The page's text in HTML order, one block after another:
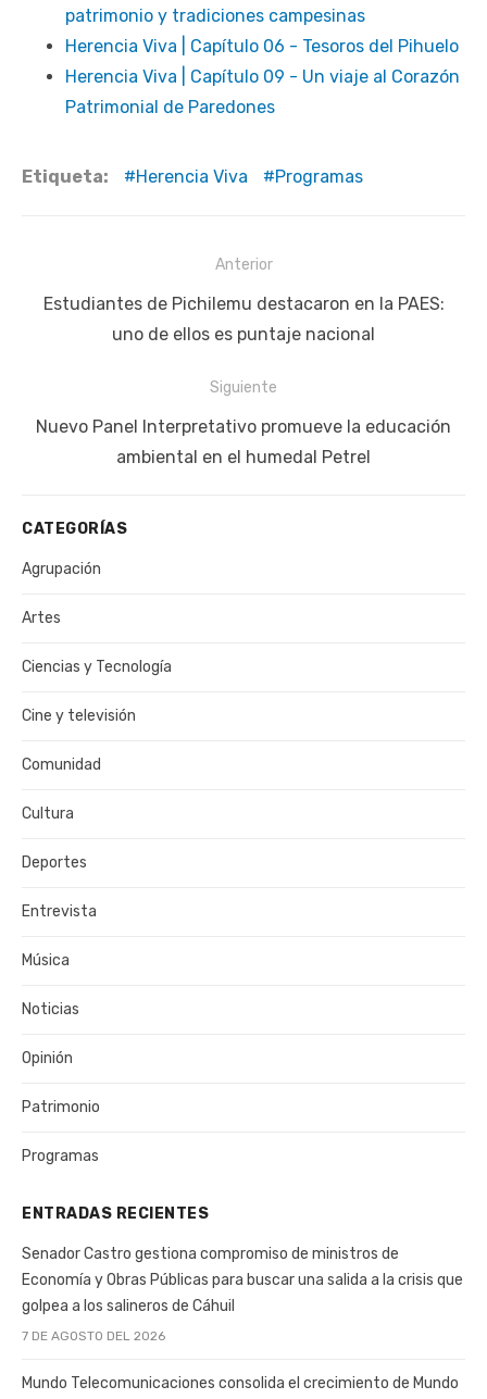
patrimonio y tradiciones campesinas
Herencia Viva | Capítulo 06 - Tesoros del Pihuelo
Herencia Viva | Capítulo 09 - Un viaje al Corazón
Patrimonial de Paredones
Etiqueta: Herencia Viva Programas
de
entradas
Anterior
Publicación
Estudiantes de Pichilemu destacaron en la PAES:
uno de ellos es puntaje nacional
Siguiente
Siguiente
publicación:
Nuevo Panel Interpretativo promueve la educación
ambiental en el humedal Petrel
CATEGORÍAS
Agrupación
Artes
Ciencias y Tecnología
Cine y televisión
Comunidad
Cultura
Deportes
Entrevista
Música
Noticias
Opinión
Patrimonio
Programas
ENTRADAS RECIENTES
Senador Castro gestiona compromiso de ministros de
Economía y Obras Públicas para buscar una salida a la crisis que
golpea a los salineros de Cáhuil
7 DE AGOSTO DEL 2026
Mundo Telecomunicaciones consolida el crecimiento de Mundo